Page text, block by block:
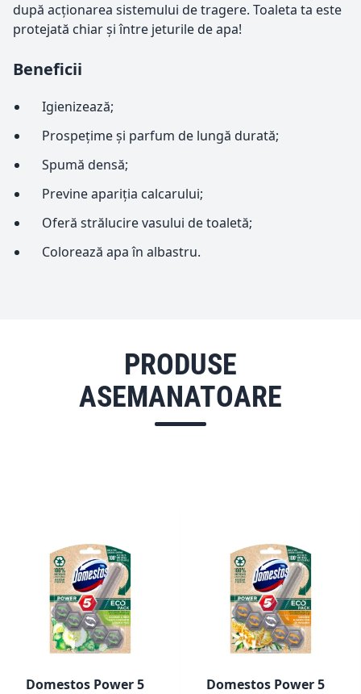
după acționarea sistemului de tragere. Toaleta ta este
protejată chiar și între jeturile de apa!
Beneficii
Igienizează;
Prospețime și parfum de lungă durată;
Spumă densă;
Previne apariția calcarului;
Oferă strălucire vasului de toaletă;
Colorează apa în albastru.
PRODUSE
ASEMANATOARE
Domestos Power 5
Domestos Power 5